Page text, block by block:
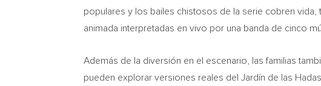
populares y los bailes chistosos de la serie cobren
animada interpretadas en vivo por una banda de cinco
Además de la diversión en el escenario, las familias
pueden explorar versiones reales del Jardín de las